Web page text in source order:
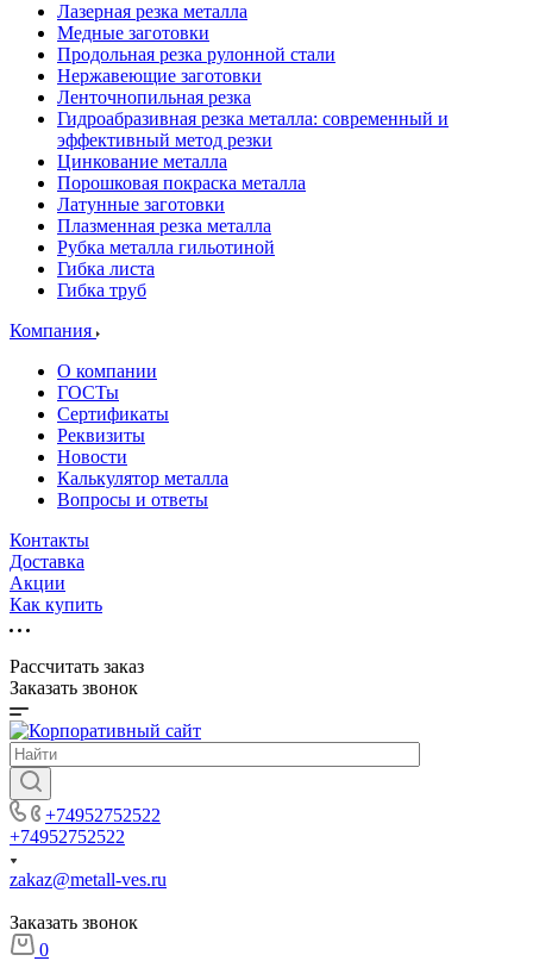
Лазерная резка металла
Медные заготовки
Продольная резка рулонной стали
Нержавеющие заготовки
Ленточнопильная резка
Гидроабразивная резка металла: современный и
эффективный метод резки
Цинкование металла
Порошковая покраска металла
Латунные заготовки
Плазменная резка металла
Рубка металла гильотиной
Гибка листа
Гибка труб
Компания
О компании
ГОСТы
Сертификаты
Реквизиты
Новости
Калькулятор металла
Вопросы и ответы
Контакты
Доставка
Акции
Как купить
Рассчитать заказ
Заказать звонок
+74952752522
+74952752522
zakaz@metall-ves.ru
Заказать звонок
0